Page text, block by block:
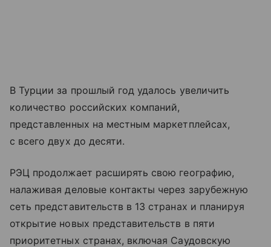
В Турции за прошлый год удалось увеличить
количество российских компаний,
представленных на местным маркетплейсах,
с всего двух до десяти.
РЭЦ продолжает расширять свою географию,
налаживая деловые контакты через зарубежную
сеть представительств в 13 странах и планируя
открытие новых представительств в пяти
приоритетных странах, включая Саудовскую